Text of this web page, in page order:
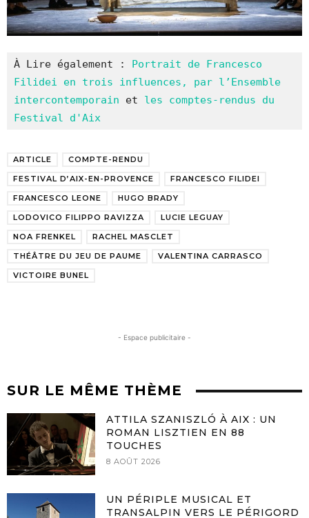
À Lire également :
Portrait de Francesco
Filidei en trois influences, par l’Ensemble
intercontemporain et les comptes-rendus du
Festival d'Aix
ARTICLE
COMPTE-RENDU
FESTIVAL D’AIX-EN-PROVENCE
FRANCESCO FILIDEI
FRANCESCO LEONE
HUGO BRADY
LODOVICO FILIPPO RAVIZZA
LUCIE LEGUAY
NOA FRENKEL
RACHEL MASCLET
THÉÂTRE DU JEU DE PAUME
VALENTINA CARRASCO
VICTOIRE BUNEL
- Espace publicitaire -
SUR LE MÊME THÈME
ATTILA SZANISZLÓ À AIX : UN
ROMAN LISZTIEN EN 88
TOUCHES
8 AOÛT 2026
UN PÉRIPLE MUSICAL ET
TRANSALPIN VERS LE PÉRIGORD